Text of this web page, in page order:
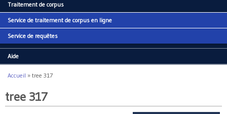
Traitement de corpus
Service de traitement de corpus en ligne
Service de requêtes
Aide
Vous êtes ici
Accueil » tree 317
tree 317